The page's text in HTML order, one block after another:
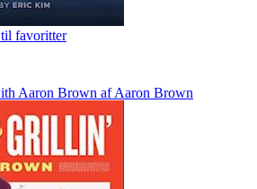
Aaron Brown af Aaron Brown